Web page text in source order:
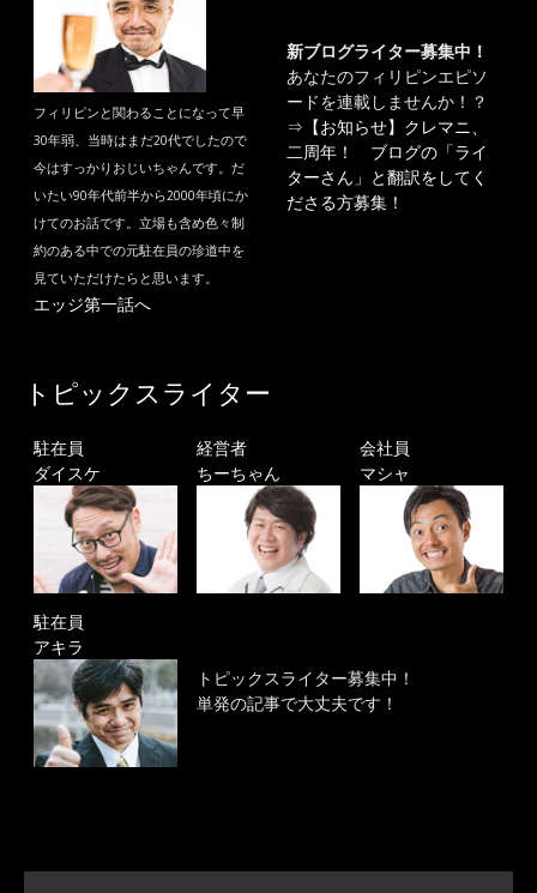
フィリピンと関わることになって早
30年弱、当時はまだ20代でしたので
今はすっかりおじいちゃんです。だ
いたい90年代前半から2000年頃にか
けてのお話です。立場も含め色々制
約のある中での元駐在員の珍道中を
見ていただけたらと思います。
エッジ第一話へ
新ブログライター募集中！
あなたのフィリピンエピソ
ードを連載しませんか！？
⇒ 【お知らせ】クレマニ、
二周年！ ブログの「ライ
ターさん」と翻訳をしてく
ださる方募集！
トピックスライター
駐在員
ダイスケ
経営者
ちーちゃん
会社員
マシャ
駐在員
アキラ
トピックスライター募集中！
単発の記事で大丈夫です！